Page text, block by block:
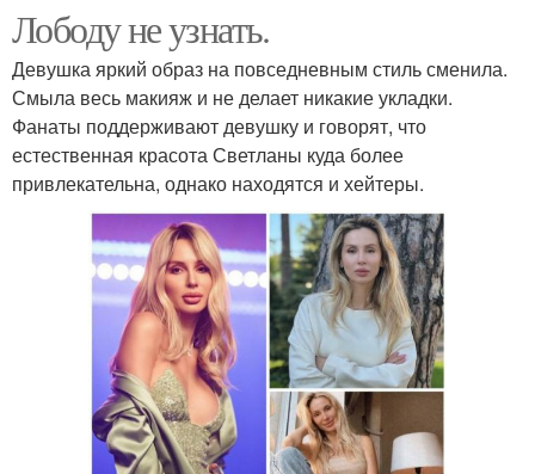
Лободу не узнать.
Девушка яркий образ на повседневным стиль сменила.
Смыла весь макияж и не делает никакие укладки.
Фанаты поддерживают девушку и говорят, что
естественная красота Светланы куда более
привлекательна, однако находятся и хейтеры.